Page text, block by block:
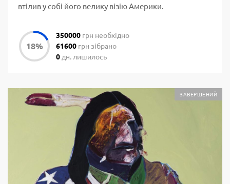
втілив у собі його велику візію Америки.
350000 грн необхідно
61600 грн зібрано
0 дн. лишилось
ЗАВЕРШЕНИЙ